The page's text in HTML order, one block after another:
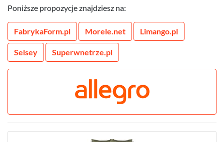
Poniższe propozycje znajdziesz na:
FabrykaForm.pl Morele.net Limango.pl
Selsey Superwnetrze.pl